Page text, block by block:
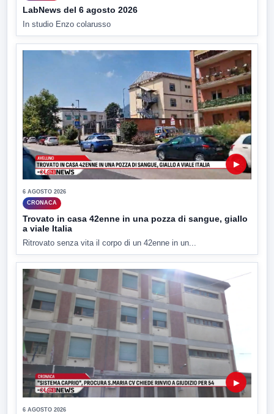
LabNews del 6 agosto 2026
In studio Enzo colarusso
▶
6 AGOSTO 2026
CRONACA
Trovato in casa 42enne in una pozza di sangue, giallo
a viale Italia
Ritrovato senza vita il corpo di un 42enne in un...
▶
6 AGOSTO 2026